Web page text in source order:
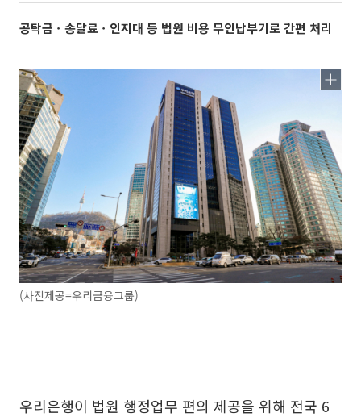
공탁금ㆍ송달료ㆍ인지대 등 법원 비용 무인납부기로 간편 처리
(사진제공=우리금융그룹)
우리은행이 법원 행정업무 편의 제공을 위해 전국 6